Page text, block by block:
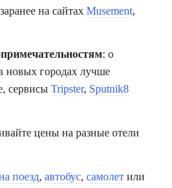
на сайтах Musement,
: о
новых городах лучше
сервисы Tripster, Sputnik8
цены на разные отели
поезд, автобус, самолет или